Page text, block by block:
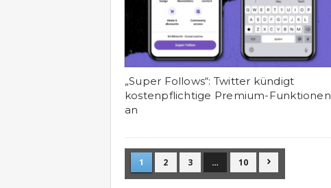
„Super Follows“: Twitter kündigt
kostenpflichtige Premium-Funktionen
an
1 2 3 … 10 